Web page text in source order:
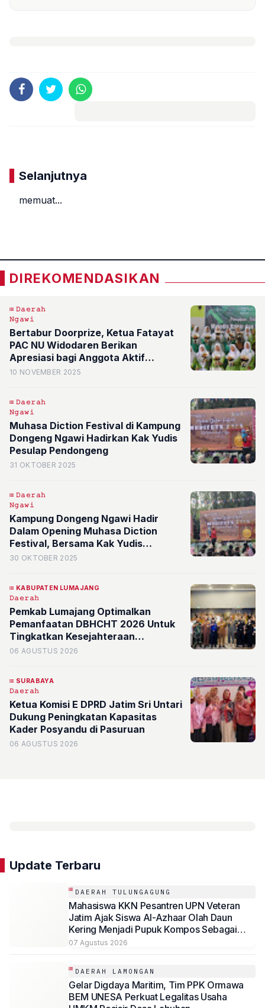
Selanjutnya
memuat...
DIREKOMENDASIKAN
𝙳𝚊𝚎𝚛𝚊𝚑
𝙽𝚐𝚊𝚠𝚒
Bertabur Doorprize, Ketua Fatayat
PAC NU Widodaren Berikan
Apresiasi bagi Anggota Aktif
Lapanan Ranting Walikukun
10 NOVEMBER 2025
𝙳𝚊𝚎𝚛𝚊𝚑
𝙽𝚐𝚊𝚠𝚒
Muhasa Diction Festival di Kampung
Dongeng Ngawi Hadirkan Kak Yudis
Pesulap Pendongeng
31 OKTOBER 2025
𝙳𝚊𝚎𝚛𝚊𝚑
𝙽𝚐𝚊𝚠𝚒
Kampung Dongeng Ngawi Hadir
Dalam Opening Muhasa Diction
Festival, Bersama Kak Yudis
Pendongeng Magician
30 OKTOBER 2025
KABUPATEN LUMAJANG
𝙳𝚊𝚎𝚛𝚊𝚑
Pemkab Lumajang Optimalkan
Pemanfaatan DBHCHT 2026 Untuk
Tingkatkan Kesejahteraan
Masyarakat dan Perkuat Kepatuhan
06 AGUSTUS 2026
SURABAYA
𝙳𝚊𝚎𝚛𝚊𝚑
Ketua Komisi E DPRD Jatim Sri Untari
Dukung Peningkatan Kapasitas
Kader Posyandu di Pasuruan
06 AGUSTUS 2026
Update Terbaru
DAERAH TULUNGAGUNG
Mahasiswa KKN Pesantren UPN Veteran
Jatim Ajak Siswa Al-Azhaar Olah Daun
Kering Menjadi Pupuk Kompos Sebagai
Solusi Ramah Lingkungan
07 Agustus 2026
DAERAH LAMONGAN
Gelar Digdaya Maritim, Tim PPK Ormawa
BEM UNESA Perkuat Legalitas Usaha